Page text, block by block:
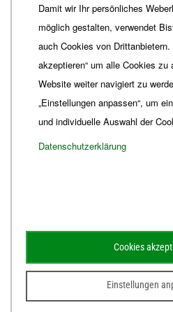
+49 361 6572-444
ordinariat Bistum-Erfurt.de
Schematismus
© 2026Webdesign für Jena von der
Damit wir Ihr persönliches
möglich gestalten, verwendet
auch Cookies von
akzeptieren“ um alle Cookies
Website weiter navigiert zu
„Einstellungen anpassen“, um
und individuelle Auswahl der
Datenschutzerklärung
Einstellungen
Cookies